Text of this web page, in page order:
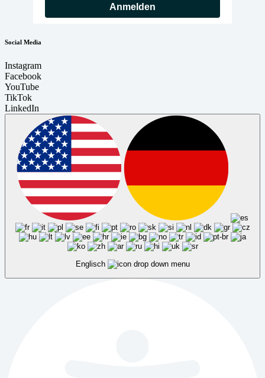
Anmelden
Social Media
Instagram
Facebook
YouTube
TikTok
LinkedIn
Englisch